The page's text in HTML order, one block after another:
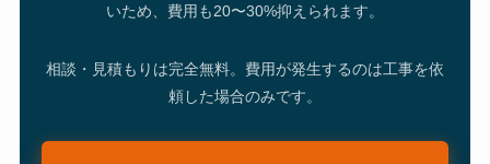
いため、費用も20〜30%抑えられます。
相談・見積もりは完全無料。費用が発生するのは工事を依
頼した場合のみです。